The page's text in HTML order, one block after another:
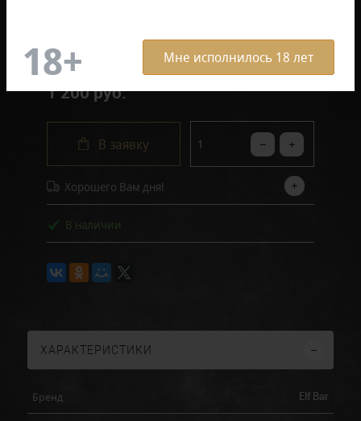
Мне исполнилось 18 лет
1 200 руб.
В заявку
Хорошего Вам дня!
В наличии
ХАРАКТЕРИСТИКИ
Бренд Elf Bar